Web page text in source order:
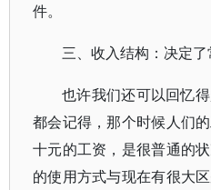
件。
三、收入结构：决定
也许我们还可以回忆
都会记得，那个时候人们
十元的工资，是很普通的
的使用方式与现在有很大